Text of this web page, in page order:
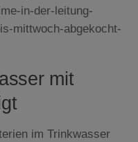
in-der-leitung-
mittwoch-abgekocht-
mit
im Trinkwasser